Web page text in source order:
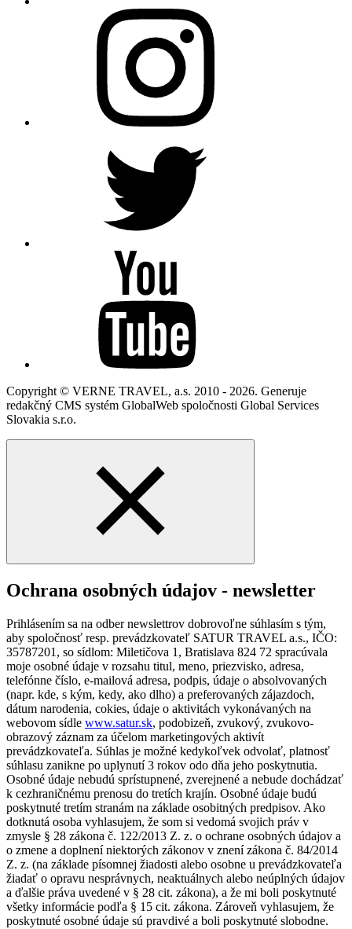
Copyright © VERNE TRAVEL, a.s. 2010 - 2026. Generuje
redakčný CMS systém GlobalWeb spoločnosti Global Services
Slovakia s.r.o.
Ochrana osobných údajov - newsletter
Prihlásením sa na odber newslettrov dobrovoľne súhlasím s tým,
aby spoločnosť resp. prevádzkovateľ SATUR TRAVEL a.s., IČO:
35787201, so sídlom: Miletičova 1, Bratislava 824 72 spracúvala
moje osobné údaje v rozsahu titul, meno, priezvisko, adresa,
telefónne číslo, e-mailová adresa, podpis, údaje o absolvovaných
(napr. kde, s kým, kedy, ako dlho) a preferovaných zájazdoch,
dátum narodenia, cokies, údaje o aktivitách vykonávaných na
webovom sídle www.satur.sk, podobizeň, zvukový, zvukovo-
obrazový záznam za účelom marketingových aktivít
prevádzkovateľa. Súhlas je možné kedykoľvek odvolať, platnosť
súhlasu zanikne po uplynutí 3 rokov odo dňa jeho poskytnutia.
Osobné údaje nebudú sprístupnené, zverejnené a nebude dochádzať
k cezhraničnému prenosu do tretích krajín. Osobné údaje budú
poskytnuté tretím stranám na základe osobitných predpisov. Ako
dotknutá osoba vyhlasujem, že som si vedomá svojich práv v
zmysle § 28 zákona č. 122/2013 Z. z. o ochrane osobných údajov a
o zmene a doplnení niektorých zákonov v znení zákona č. 84/2014
Z. z. (na základe písomnej žiadosti alebo osobne u prevádzkovateľa
žiadať o opravu nesprávnych, neaktuálnych alebo neúplných údajov
a ďalšie práva uvedené v § 28 cit. zákona), a že mi boli poskytnuté
všetky informácie podľa § 15 cit. zákona. Zároveň vyhlasujem, že
poskytnuté osobné údaje sú pravdivé a boli poskytnuté slobodne.